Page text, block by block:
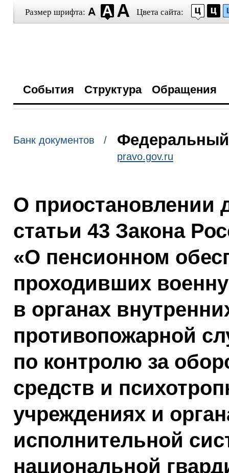
Размер шрифта: Цвета сайта:
События Структура Обращения
Банк документов / Федеральный
pravo.gov.ru
О приостановлении
статьи 43 Закона
«О пенсионном
проходивших
в органах
противопожарной
по контролю за
средств и
учреждениях и
исполнительной
национальной